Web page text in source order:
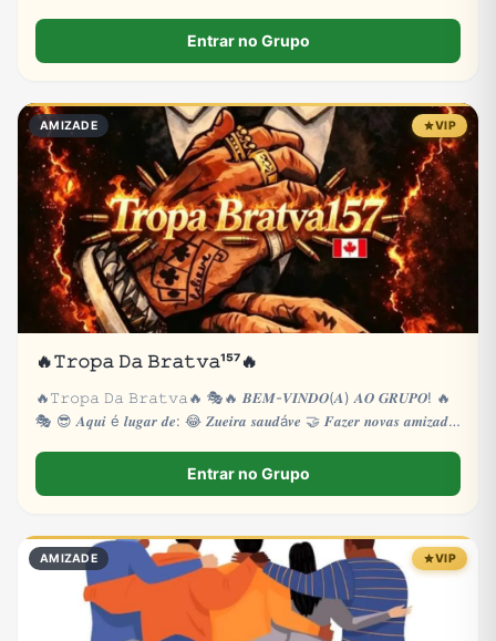
Entrar no Grupo
AMIZADE VIP
🔥𝚃𝚛𝚘𝚙𝚊 𝙳𝚊 𝙱𝚛𝚊𝚝𝚟𝚊¹⁵⁷🔥
🔥𝚃𝚛𝚘𝚙𝚊 𝙳𝚊 𝙱𝚛𝚊𝚝𝚟𝚊🔥 🎭🔥 𝑩𝑬𝑴-𝑽𝑰𝑵𝑫𝑶(𝑨) 𝑨𝑶 𝑮𝑹𝑼𝑷𝑶! 🔥
🎭 😎 𝑨𝒒𝒖𝒊 é 𝒍𝒖𝒈𝒂𝒓 𝒅𝒆: 😂 𝒁𝒖𝒆𝒊𝒓𝒂 𝒔𝒂𝒖𝒅á𝒗𝒆 🤝 𝑭𝒂𝒛𝒆𝒓 𝒏𝒐𝒗𝒂𝒔 𝒂𝒎𝒊𝒛𝒂𝒅𝒆𝒔
Entrar no Grupo
AMIZADE VIP